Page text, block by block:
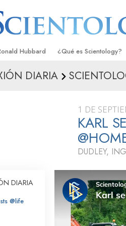
Hubbard ¿Qué es Scientology?
Creencias y Prácticas
Qué dicen los
Scientology
Conoce a un
Los Principios
Una Introducción a
DIARIA
1 DE
KARL
DUDLEY,
DIARIA
@life